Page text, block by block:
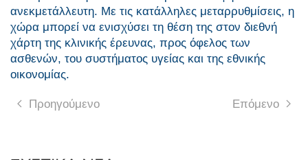
ανεκμετάλλευτη. Με τις κατάλληλες μεταρρυθμίσεις, η
χώρα μπορεί να ενισχύσει τη θέση της στον διεθνή
χάρτη της κλινικής έρευνας, προς όφελος των
ασθενών, του συστήματος υγείας και της εθνικής
οικονομίας.
Προηγούμενο Επόμενο